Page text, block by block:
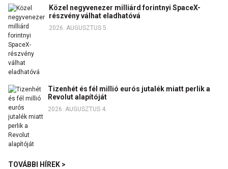
Közel negyvenezer milliárd forintnyi SpaceX-
részvény válhat eladhatóvá
2026. AUGUSZTUS 5.
Tizenhét és fél millió eurós jutalék miatt perlik a
Revolut alapítóját
2026. AUGUSZTUS 4.
TOVÁBBI HÍREK >